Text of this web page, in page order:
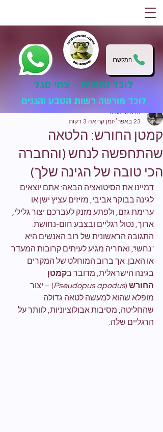
התקשרו
לוכד נחשים - צחי סגל
לוכד מורשה רשות הטבע והגנים
קמטן החורש: הלטאה
שהתחפשה לנחש (והחברה
הכי טובה של הגינה שלך)
tzachi2810
23 באפר׳
זמן קריאה 3 דקות
דמיינו את הסיטואציה הבאה: אתם יוצאים
לגינה בבוקר אביבי, מזיזים עציץ ישן או
ערימת גזם, ולפתע מזנק לעברכם יצור גלילי,
ארוך, נטול רגליים ובצבע חום-נחושת.
התגובה הראשונית של רוב האנשים היא
"נחש!", ואחריה מגיע לעיתים קרובות המעדר
או האבן. אך ברוב המוחלט של המקרים
בגינה הישראלית, מדובר בקמטן
החורש (
Pseudopus apodus) – יצור
מופלא שהוא למעשה לטאה גדולה
שהחליטה, מסיבות אבולוציוניות, לוותר על
הרגליים שלה.